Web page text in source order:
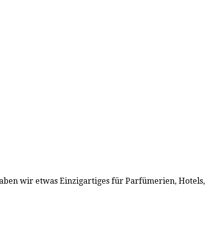
wir etwas Einzigartiges für Parfümerien, Hotels,